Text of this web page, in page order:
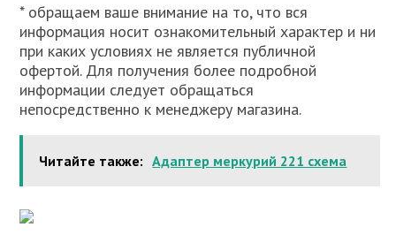
* обращаем ваше внимание на то, что вся
информация носит ознакомительный характер и ни
при каких условиях не является публичной
офертой. Для получения более подробной
информации следует обращаться
непосредственно к менеджеру магазина.
Читайте также: Адаптер меркурий 221 схема